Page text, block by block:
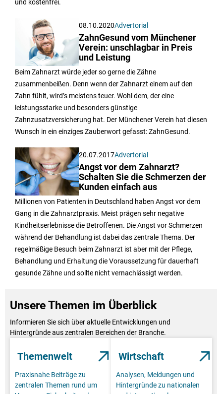
und kostenfrei.
08.10.2020Advertorial
ZahnGesund vom Münchener
Verein: unschlagbar in Preis
und Leistung
Beim Zahnarzt würde jeder so gerne die Zähne
zusammenbeißen. Denn wenn der Zahnarzt einem auf den
Zahn fühlt, wird’s meistens teuer. Wohl dem, der eine
leistungsstarke und besonders günstige
Zahnzusatzversicherung hat. Der Münchener Verein hat diesen
Wunsch in ein einziges Zauberwort gefasst: ZahnGesund.
20.07.2017Advertorial
Angst vor dem Zahnarzt?
Schalten Sie die Schmerzen der
Kunden einfach aus
Millionen von Patienten in Deutschland haben Angst vor dem
Gang in die Zahnarztpraxis. Meist prägen sehr negative
Kindheitserlebnisse die Betroffenen. Die Angst vor Schmerzen
während der Behandlung ist dabei das zentrale Thema. Der
regelmäßige Besuch beim Zahnarzt ist aber mit der Pflege,
Behandlung und Erhaltung die Voraussetzung für dauerhaft
gesunde Zähne und sollte nicht vernachlässigt werden.
Unsere Themen im Überblick
Informieren Sie sich über aktuelle Entwicklungen und
Hintergründe aus zentralen Bereichen der Branche.
Themenwelt
Praxisnahe Beiträge zu
zentralen Themen rund um
Wirtschaft
Analysen, Meldungen und
Hintergründe zu nationalen